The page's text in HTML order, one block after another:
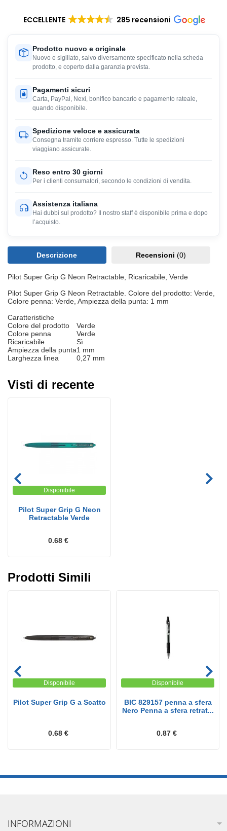
ECCELLENTE 285 recensioni
Prodotto nuovo e originale
Nuovo e sigillato, salvo diversamente specificato nella scheda
prodotto, e coperto dalla garanzia prevista.
Pagamenti sicuri
Carta, PayPal, Nexi, bonifico bancario e pagamento rateale,
quando disponibile.
Spedizione veloce e assicurata
Consegna tramite corriere espresso. Tutte le spedizioni
viaggiano assicurate.
Reso entro 30 giorni
Per i clienti consumatori, secondo le condizioni di vendita.
Assistenza italiana
Hai dubbi sul prodotto? Il nostro staff è disponibile prima e dopo
l’acquisto.
Descrizione Recensioni (0)
Pilot Super Grip G Neon Retractable, Ricaricabile, Verde
Pilot Super Grip G Neon Retractable. Colore del prodotto: Verde,
Colore penna: Verde, Ampiezza della punta: 1 mm
Caratteristiche
Colore del prodotto
Verde
Colore penna
Verde
Ricaricabile
Sì
Ampiezza della punta1 mm
Larghezza linea
0,27 mm
Visti di recente
Disponibile
Pilot Super Grip G Neon
Retractable Verde
0.68 €
Prodotti Simili
Disponibile
Pilot Super Grip G a Scatto
0.68 €
Disponibile
BIC 829157 penna a sfera
Nero Penna a sfera retrat...
0.87 €
INFORMAZIONI